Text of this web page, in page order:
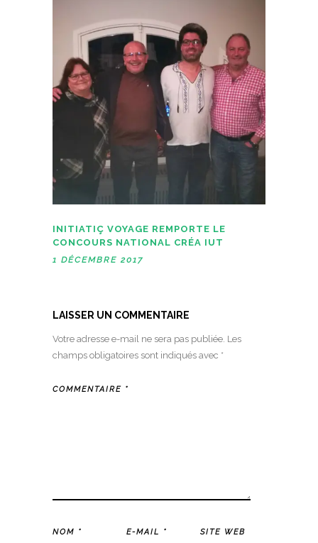
INITIATIÇ VOYAGE REMPORTE LE
CONCOURS NATIONAL CRÉA IUT
1 DÉCEMBRE 2017
LAISSER UN COMMENTAIRE
Votre adresse e-mail ne sera pas publiée. Les
champs obligatoires sont indiqués avec *
COMMENTAIRE *
NOM * E-MAIL * SITE WEB